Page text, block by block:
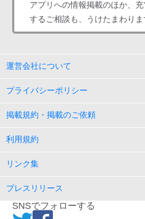
アプリへの情報掲載のほか、
するご相談も、うけたまわりま
運営会社について
プライバシーポリシー
掲載規約・掲載のご依頼
利用規約
リンク集
プレスリリース
SNSでフォローする